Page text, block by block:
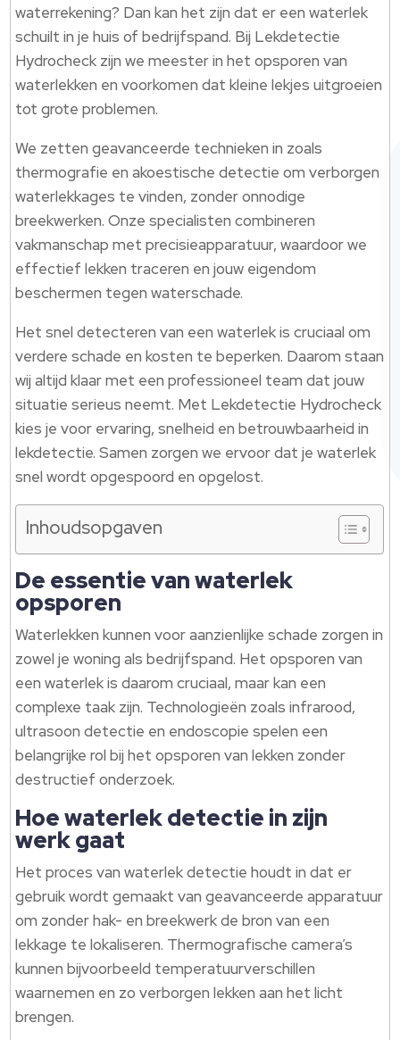
waterrekening? Dan kan het zijn dat er een waterlek
schuilt in je huis of bedrijfspand. Bij Lekdetectie
Hydrocheck zijn we meester in het opsporen van
waterlekken en voorkomen dat kleine lekjes uitgroeien
tot grote problemen.
We zetten geavanceerde technieken in zoals
thermografie en akoestische detectie om verborgen
waterlekkages te vinden, zonder onnodige
breekwerken. Onze specialisten combineren
vakmanschap met precisieapparatuur, waardoor we
effectief lekken traceren en jouw eigendom
beschermen tegen waterschade.
Het snel detecteren van een waterlek is cruciaal om
verdere schade en kosten te beperken. Daarom staan
wij altijd klaar met een professioneel team dat jouw
situatie serieus neemt. Met Lekdetectie Hydrocheck
kies je voor ervaring, snelheid en betrouwbaarheid in
lekdetectie. Samen zorgen we ervoor dat je waterlek
snel wordt opgespoord en opgelost.
Inhoudsopgaven
De essentie van waterlek
opsporen
Waterlekken kunnen voor aanzienlijke schade zorgen in
zowel je woning als bedrijfspand. Het opsporen van
een waterlek is daarom cruciaal, maar kan een
complexe taak zijn. Technologieën zoals infrarood,
ultrasoon detectie en endoscopie spelen een
belangrijke rol bij het opsporen van lekken zonder
destructief onderzoek.
Hoe waterlek detectie in zijn
werk gaat
Het proces van waterlek detectie houdt in dat er
gebruik wordt gemaakt van geavanceerde apparatuur
om zonder hak- en breekwerk de bron van een
lekkage te lokaliseren. Thermografische camera’s
kunnen bijvoorbeeld temperatuurverschillen
waarnemen en zo verborgen lekken aan het licht
brengen.